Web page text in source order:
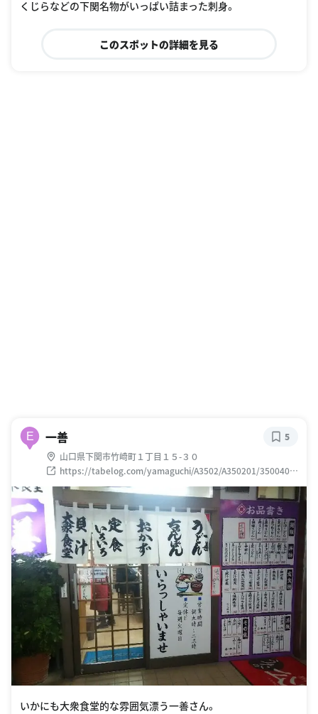
くじらなどの下関名物がいっぱい詰まった刺身。
このスポットの詳細を見る
E 一善
山口県下関市竹崎町１丁目１５-３０
https://tabelog.com/yamaguchi/A3502/A350201/3500409
5/
5
いかにも大衆食堂的な雰囲気漂う一善さん。